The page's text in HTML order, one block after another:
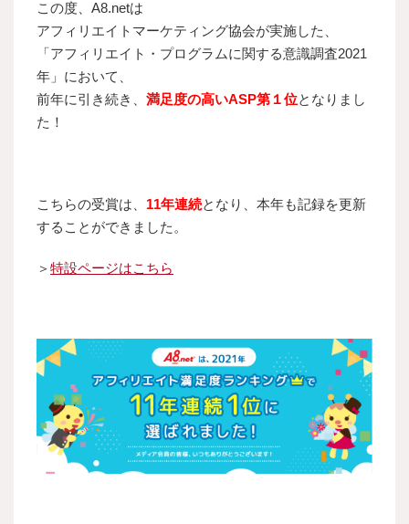
この度、A8.netは
アフィリエイトマーケティング協会が実施した、
「アフィリエイト・プログラムに関する意識調査2021
年」において、
前年に引き続き、 満足度の高いASP第１位となりまし
た！
こちらの受賞は、 11年連続となり、本年も記録を更新
することができました。
＞ 特設ページはこちら